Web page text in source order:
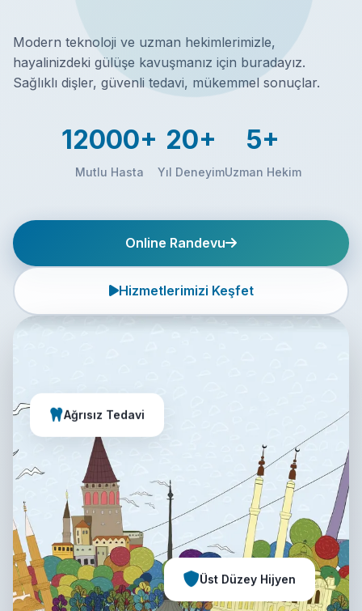
Modern teknoloji ve uzman hekimlerimizle,
hayalinizdeki gülüşe kavuşmanız için buradayız.
Sağlıklı dişler, güvenli tedavi, mükemmel sonuçlar.
12000+
Mutlu Hasta
20+
Yıl Deneyim
5+
Uzman Hekim
Online Randevu
Hizmetlerimizi Keşfet
Ağrısız Tedavi
Üst Düzey Hijyen